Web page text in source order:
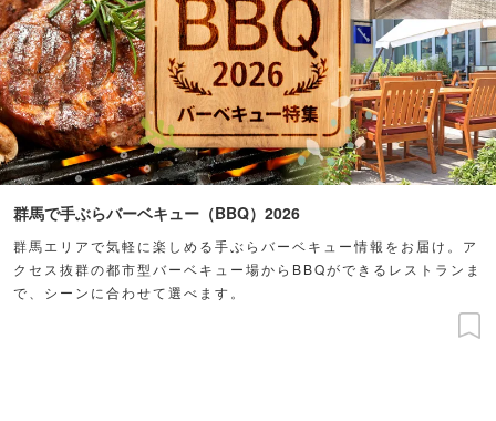
群馬で手ぶらバーベキュー（BBQ）2026
群馬エリアで気軽に楽しめる手ぶらバーベキュー情報をお届け。ア
クセス抜群の都市型バーベキュー場からBBQができるレストランま
で、シーンに合わせて選べます。